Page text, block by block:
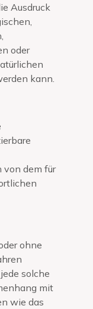
Ausdruck
oder
kann.
von dem für
ohne
solche
mit
wie das